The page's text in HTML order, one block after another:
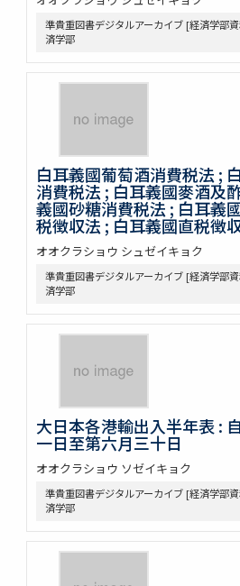
準貴重図書デジタルアーカイブ [経済学部
済学部
白耳義國葡萄酒消費税法 ;
消費税法 ; 白耳義國麥酒及
義國砂糖消費税法 ; 白耳義
税徴収法 ; 白耳義國直税徴
オオクラショウ シュゼイキョク
準貴重図書デジタルアーカイブ [経済学部
済学部
大日本各港輸出入半年表 :
一日至第六月三十日
オオクラショウ ソゼイキョク
準貴重図書デジタルアーカイブ [経済学部
済学部